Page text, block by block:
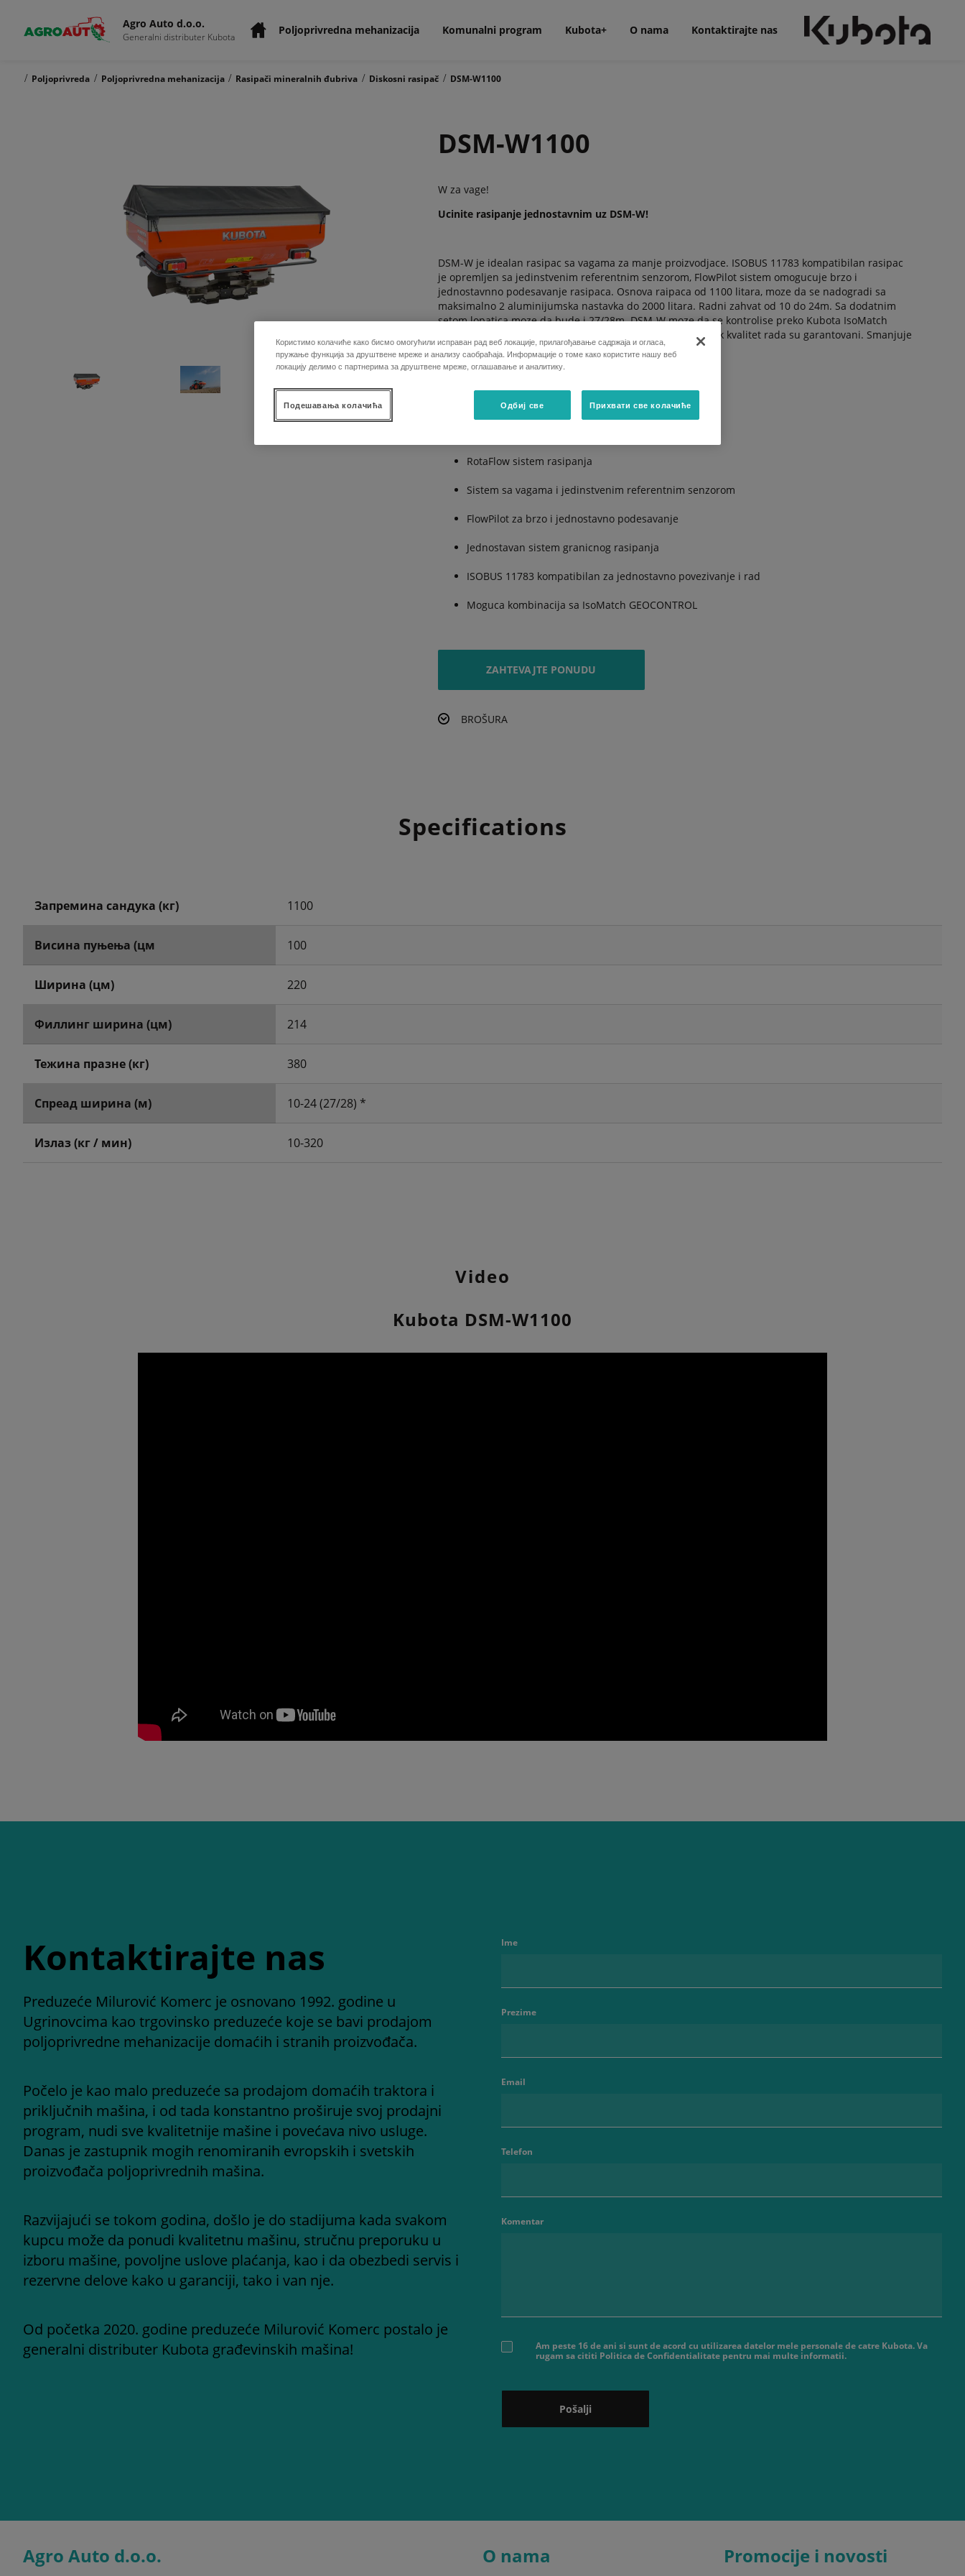
Agro Auto d.o.o.
Generalni distributer Kubota Poljoprivredna mehanizacija Komunalni program Kubota+ O nama Kontaktirajte nas
/ Poljoprivreda / Poljoprivredna mehanizacija / Rasipači mineralnih đubriva / Diskosni rasipač / DSM-W1100
DSM-W1100
W za vage!
Ucinite rasipanje jednostavnim uz DSM-W!
DSM-W je idealan rasipac sa vagama za manje proizvodjace. ISOBUS 11783 kompatibilan rasipac
je opremljen sa jedinstvenim referentnim senzorom, FlowPilot sistem omogucuje brzo i
jednostavnno podesavanje rasipaca. Osnova raipaca od 1100 litara, moze da se nadogradi sa
maksimalno 2 aluminijumska nastavka do 2000 litara. Radni zahvat od 10 do 24m. Sa dodatnim
setom lopatica moze da bude i 27/28m. DSM-W moze da se kontrolise preko Kubota IsoMatch
Tellus ili Tellus Go. Velika preciznost u svim uslovima i visok kvalitet rada su garantovani. Smanjuje
troskove i povecava kvalitet!
RotaFlow sistem rasipanja
Sistem sa vagama i jedinstvenim referentnim senzorom
FlowPilot za brzo i jednostavno podesavanje
Jednostavan sistem granicnog rasipanja
ISOBUS 11783 kompatibilan za jednostavno povezivanje i rad
Moguca kombinacija sa IsoMatch GEOCONTROL
ZAHTEVAJTE PONUDU
BROŠURA
Specifications
Запремина сандука (кг) 1100
Висина пуњења (цм 100
Ширина (цм) 220
Филлинг ширина (цм) 214
Тежина празне (кг) 380
Спреад ширина (м) 10-24 (27/28) *
Излаз (кг / мин) 10-320
Video
Kubota DSM-W1100
Kontaktirajte nas
Preduzeće Milurović Komerc je osnovano 1992. godine u
Ugrinovcima kao trgovinsko preduzeće koje se bavi prodajom
poljoprivredne mehanizacije domaćih i stranih proizvođača.
Počelo je kao malo preduzeće sa prodajom domaćih traktora i
priključnih mašina, i od tada konstantno proširuje svoj prodajni
program, nudi sve kvalitetnije mašine i povećava nivo usluge.
Danas je zastupnik mogih renomiranih evropskih i svetskih
proizvođača poljoprivrednih mašina.
Razvijajući se tokom godina, došlo je do stadijuma kada svakom
kupcu može da ponudi kvalitetnu mašinu, stručnu preporuku u
izboru mašine, povoljne uslove plaćanja, kao i da obezbedi servis i
rezervne delove kako u garanciji, tako i van nje.
Od početka 2020. godine preduzeće Milurović Komerc postalo je
generalni distributer Kubota građevinskih mašina!
Ime
Prezime
Email
Telefon
Komentar
Am peste 16 de ani si sunt de acord cu utilizarea datelor mele personale de catre Kubota. Va
rugam sa cititi Politica de Confidentialitate pentru mai multe informatii.
Pošalji
Agro Auto d.o.o. O nama Promocije i novosti
Користимо колачиће како бисмо омогућили исправан рад веб локације, прилагођавање садржаја и огласа,
пружање функција за друштвене мреже и анализу саобраћаја. Информације о томе како користите нашу веб
локацију делимо с партнерима за друштвене мреже, оглашавање и аналитику.
Одбиј све Прихвати све колачиће
Подешавања колачића